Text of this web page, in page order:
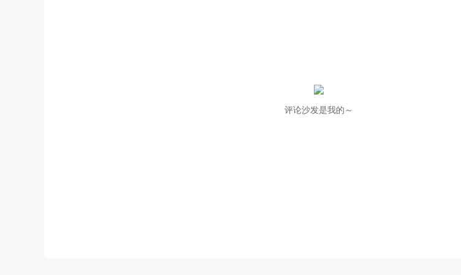
评论沙发是我的～